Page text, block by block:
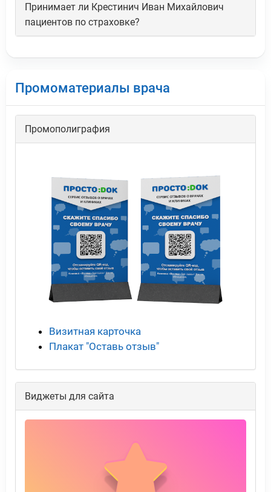
Принимает ли Крестинич Иван Михайлович
пациентов по страховке?
Промоматериалы врача
Промополиграфия
Визитная карточка
Плакат "Оставь отзыв"
Виджеты для сайта